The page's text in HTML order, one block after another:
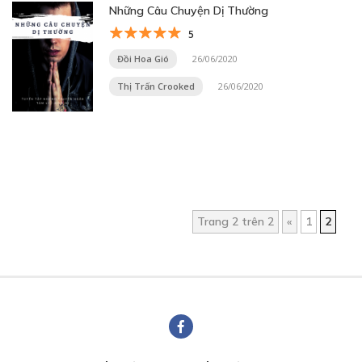
Những Câu Chuyện Dị Thường
5
Đồi Hoa Gió 26/06/2020
Thị Trấn Crooked 26/06/2020
Trang 2 trên 2 « 1 2